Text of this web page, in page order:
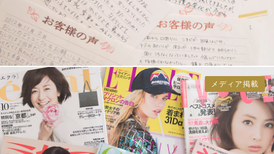
メディア掲載